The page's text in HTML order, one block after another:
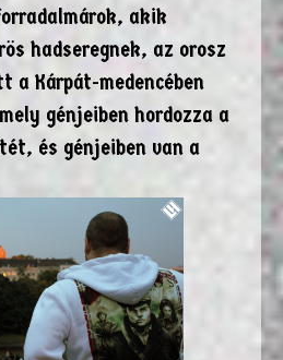
akik
hadseregnek, az orosz
a Kárpát-medencében
génjeiben hordozza a
és génjeiben van a